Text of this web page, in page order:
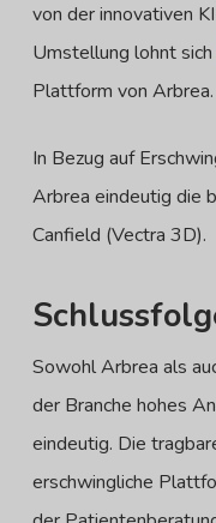
von der innovativen
Umstellung lohnt sich
Plattform von Arbrea.
In Bezug auf
Arbrea eindeutig die
Canfield (Vectra 3D).
Sowohl Arbrea als
der Branche hohes
eindeutig. Die
erschwingliche